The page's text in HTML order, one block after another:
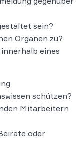
sein?
Organen zu?
eines
schützen?
Mitarbeitern
oder